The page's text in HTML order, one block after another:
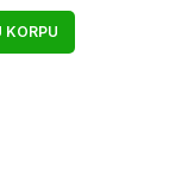
KORPU